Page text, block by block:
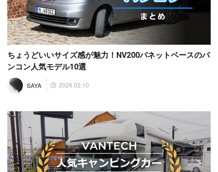
ちょうどいいサイズ感が魅力！NV200バネットベースのバ
ンコン人気モデル10選
SAYA 2026.02.10